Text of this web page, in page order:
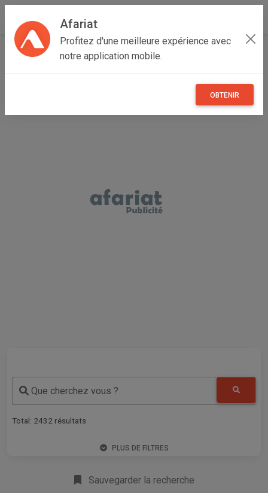
Afariat
Profitez d'une meilleure expérience avec
notre application mobile.
OBTENIR
Accueil Recherche Maisons et enfants
Que cherchez vous ?
Total: 2432 résultats
PLUS DE FILTRES
Sauvegarder la recherche